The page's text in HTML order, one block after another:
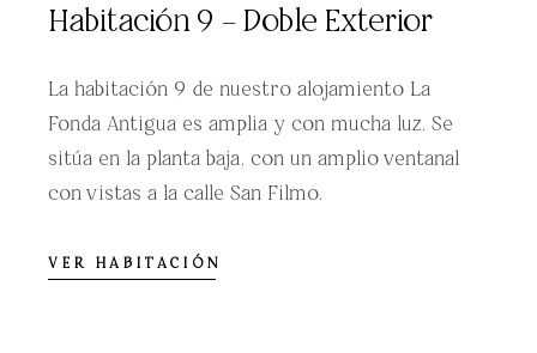
Habitación 9 – Doble Exterior
La habitación 9 de nuestro alojamiento La
Fonda Antigua es amplia y con mucha luz. Se
sitúa en la planta baja, con un amplio ventanal
con vistas a la calle San Filmo.
VER HABITACIÓN